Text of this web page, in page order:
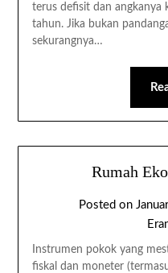
terus defisit dan angkanya
tahun. Jika bukan
sekurangnya…
Rumah
Posted on
Instrumen pokok yang
fiskal dan moneter